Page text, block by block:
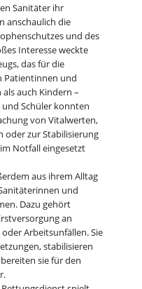
Sanitäter ihr
anschaulich die
und des
Interesse weckte
das für die
Patientinnen und
auch Kindern –
Schüler konnten
von Vitalwerten,
oder zur Stabilisierung
Notfall eingesetzt
aus ihrem Alltag
und
Dazu gehört
an
Arbeitsunfällen. Sie
stabilisieren
sie für den